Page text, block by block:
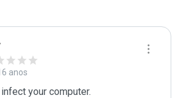
anos
your computer.